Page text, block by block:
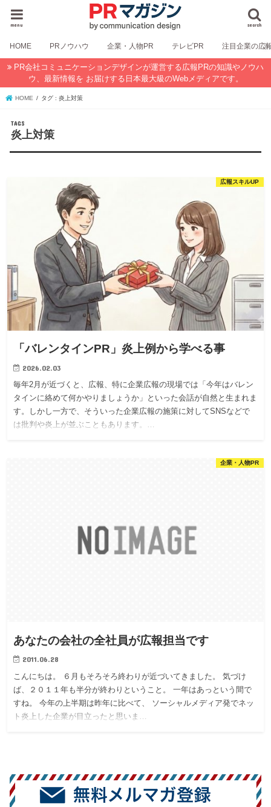
search
menu
HOME PRノウハウ 企業・人物PR テレビPR 注目企業の広
PR会社コミュニケーションデザインが運営する広報PRの知識やノウハ
ウ、最新情報を お届けする日本最大級のWebメディアです。
HOME タグ : 炎上対策
炎上対策
広報スキルUP
「バレンタインPR」炎上例から学べる事
2026.02.03
毎年2月が近づくと、広報、特に企業広報の現場では「今年はバレン
タインに絡めて何かやりましょうか」といった会話が自然と生まれま
す。しかし一方で、そういった企業広報の施策に対してSNSなどで
は批判や炎上が並ぶこともあります。…
企業・人物PR
あなたの会社の全社員が広報担当です
2011.06.28
こんにちは。 ６月もそろそろ終わりが近づいてきました。 気づけ
ば、２０１１年も半分が終わりということ。 一年はあっという間で
すね。 今年の上半期は昨年に比べて、 ソーシャルメディア発でネッ
ト炎上した企業が目立ったと思いま…